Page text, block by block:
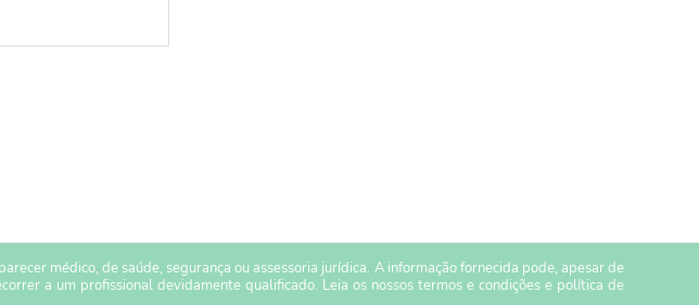
médico, de saúde, segurança ou assessoria jurídica. A informação fornecida pode, apesar de
a um profissional devidamente qualificado. Leia os nossos termos e condiçõese política de